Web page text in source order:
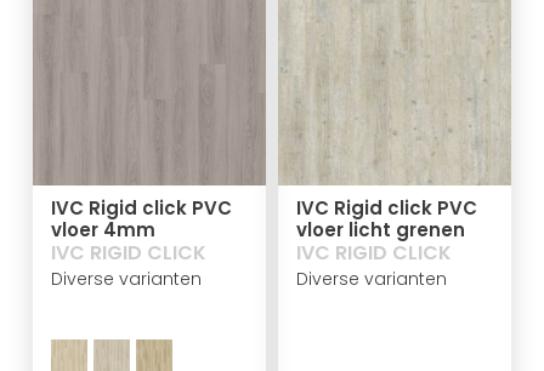
IVC Rigid click PVC
vloer 4mm
IVC RIGID CLICK
Diverse varianten
IVC Rigid click PVC
vloer licht grenen
IVC RIGID CLICK
Diverse varianten